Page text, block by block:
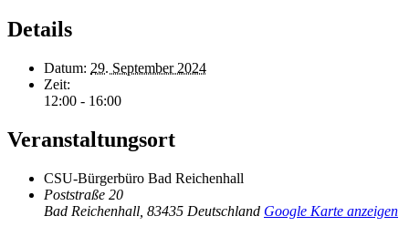
Details
Datum: 29. September 2024
Zeit:
12:00 - 16:00
Veranstaltungsort
CSU-Bürgerbüro Bad Reichenhall
Poststraße 20
Bad Reichenhall 83435 Deutschland Google Karte anzeigen